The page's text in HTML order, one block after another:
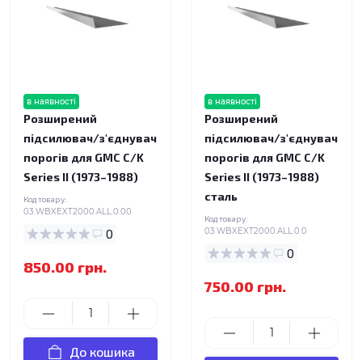
в наявності
Розширений
підсилювач/з'єднувач
порогів для GMC C/K
Series II (1973–1988)
Код товару:
03.WBXEXT2000.ALL.0.00
0
850.00 грн.
До кошика
в наявності
Розширений
підсилювач/з'єднувач
порогів для GMC C/K
Series II (1973–1988)
сталь
Код товару:
03.WBXEXT2000.ALL.0.0
0
750.00 грн.